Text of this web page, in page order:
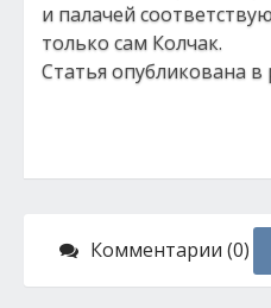
и палачей
только сам Колчак.
Статья опубликована в
Комментарии (0)